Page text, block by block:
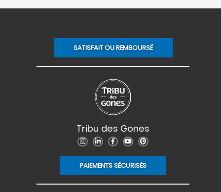
SATISFAIT OU REMBOURSÉ
Tribu des Gones
I
n
s
t
a
g
a
L
i
n
k
e
d
n
F
a
c
e
b
o
k
Y
o
u
t
u
b
P
i
n
t
e
r
s
PAIEMENTS SÉCURISÉS